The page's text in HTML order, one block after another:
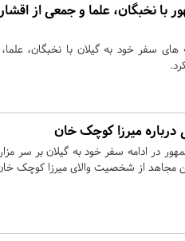
نخبگان، علما و جمعی از
های سفر خود به گیلان با نخبگان،
میرزا کوچک خان
در ادامه سفر خود به گیلان بر سر
مجاهد از شخصیت والای میرزا کوچک